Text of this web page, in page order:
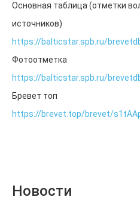
Волонтерам
Маршрут 2020
ВОЛ-2016
Информация
Анонс
Описание
Стоимость
Описание маршрута
Основная таблица (отметки
источников)
https://balticstar.spb.ru/
Фотоотметка
https://balticstar.spb.ru/
Бревет топ
https://brevet.top/brevet/
Новости